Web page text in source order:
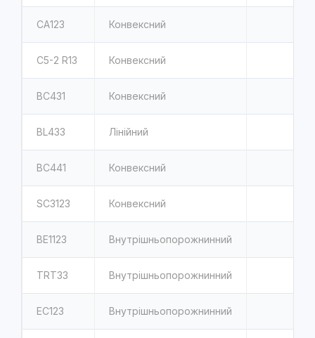
CA123 Конвексний
C5-2 R13 Конвексний
BC431 Конвексний
BL433 Лінійний
BC441 Конвексний
SC3123 Конвексний
BE1123 Внутрішньопорожнинний
TRT33 Внутрішньопорожнинний
EC123 Внутрішньопорожнинний